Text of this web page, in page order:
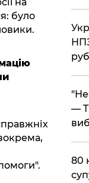
на
було
—
​80